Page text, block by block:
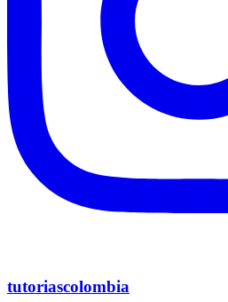
tutoriascolombia